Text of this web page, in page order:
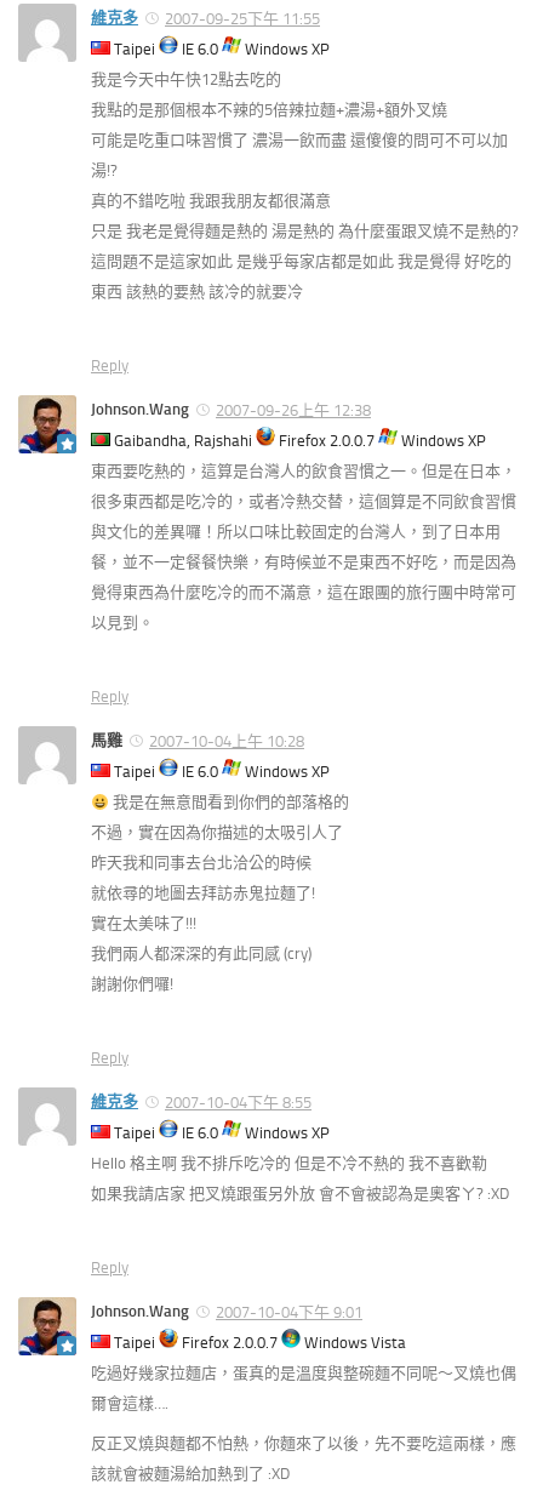
維克多
2007-09-25下午 11:55
Taipei
IE 6.0
Windows XP
我是今天中午快12點去吃的
我點的是那個根本不辣的5倍辣拉麵+濃湯+額外叉燒
可能是吃重口味習慣了 濃湯一飲而盡 還傻傻的問可不可以加
湯!?
真的不錯吃啦 我跟我朋友都很滿意
只是 我老是覺得麵是熱的 湯是熱的 為什麼蛋跟叉燒不是熱的?
這問題不是這家如此 是幾乎每家店都是如此 我是覺得 好吃的
東西 該熱的要熱 該冷的就要冷
Reply
Johnson.Wang
2007-09-26上午 12:38
Gaibandha, Rajshahi
Firefox 2.0.0.7
Windows XP
東西要吃熱的，這算是台灣人的飲食習慣之一。但是在日本，
很多東西都是吃冷的，或者冷熱交替，這個算是不同飲食習慣
與文化的差異囉！所以口味比較固定的台灣人，到了日本用
餐，並不一定餐餐快樂，有時候並不是東西不好吃，而是因為
覺得東西為什麼吃冷的而不滿意，這在跟團的旅行團中時常可
以見到。
Reply
馬雞
2007-10-04上午 10:28
Taipei
IE 6.0
Windows XP
我是在無意間看到你們的部落格的
不過，實在因為你描述的太吸引人了
昨天我和同事去台北洽公的時候
就依尋的地圖去拜訪赤鬼拉麵了!
實在太美味了!!!
我們兩人都深深的有此同感 (cry)
謝謝你們囉!
Reply
維克多
2007-10-04下午 8:55
Taipei
IE 6.0
Windows XP
Hello 格主啊 我不排斥吃冷的 但是不冷不熱的 我不喜歡勒
如果我請店家 把叉燒跟蛋另外放 會不會被認為是奧客ㄚ? :XD
Reply
Johnson.Wang
2007-10-04下午 9:01
Taipei
Firefox 2.0.0.7
Windows Vista
吃過好幾家拉麵店，蛋真的是溫度與整碗麵不同呢～叉燒也偶
爾會這樣….
反正叉燒與麵都不怕熱，你麵來了以後，先不要吃這兩樣，應
該就會被麵湯給加熱到了 :XD